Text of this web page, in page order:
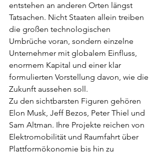
entstehen an anderen Orten längst
Tatsachen. Nicht Staaten allein treiben
die großen technologischen
Umbrüche voran, sondern einzelne
Unternehmer mit globalem Einfluss,
enormem Kapital und einer klar
formulierten Vorstellung davon, wie die
Zukunft aussehen soll.
Zu den sichtbarsten Figuren gehören
Elon Musk, Jeff Bezos, Peter Thiel und
Sam Altman. Ihre Projekte reichen von
Elektromobilität und Raumfahrt über
Plattformökonomie bis hin zu